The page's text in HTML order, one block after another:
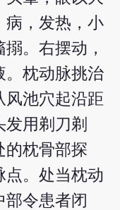
病，发热，小
。右摆动，
。枕动脉挑治
风池穴起沿距
用剃刀剃
的枕骨部探
点。处当枕动
部令患者闭